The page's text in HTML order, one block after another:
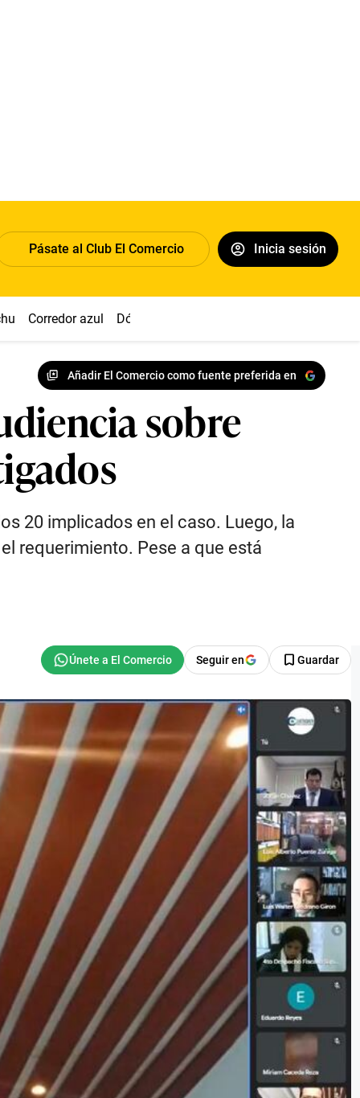
Pásate al Club El Comercio Inicia sesión
Corredor azul Dólar
Añadir El Comercio como fuente preferida en
sobre
20 implicados en el caso. Luego, la
requerimiento. Pese a que está
Seguir en Guardar